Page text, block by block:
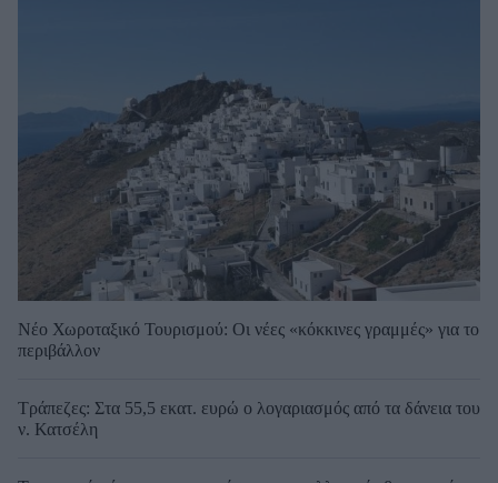
Νέο Χωροταξικό Τουρισμού: Οι νέες «κόκκινες γραμμές» για το
περιβάλλον
Τράπεζες: Στα 55,5 εκατ. ευρώ ο λογαριασμός από τα δάνεια του
ν. Κατσέλη